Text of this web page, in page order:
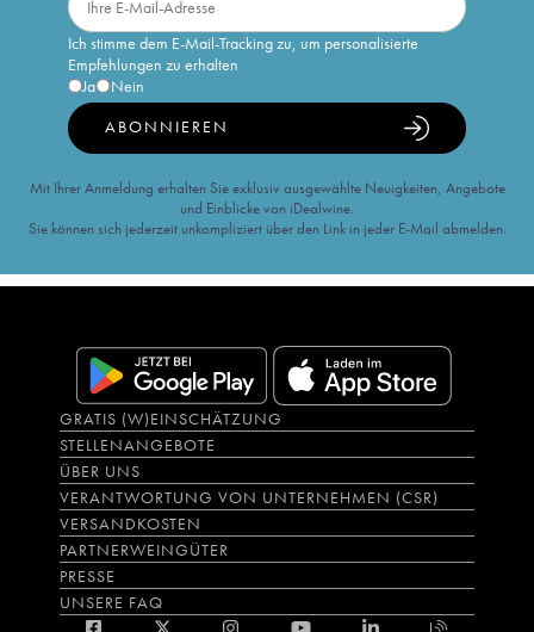
Ich stimme dem E-Mail-Tracking zu, um personalisierte
Empfehlungen zu erhalten
Ja
Nein
ABONNIEREN
Mit Ihrer Anmeldung erhalten Sie exklusiv ausgewählte Neuigkeiten, Angebote
und Einblicke von iDealwine.
Sie können sich jederzeit unkompliziert über den Link in jeder E-Mail abmelden.
GRATIS (W)EINSCHÄTZUNG
STELLENANGEBOTE
ÜBER UNS
VERANTWORTUNG VON UNTERNEHMEN (CSR)
VERSANDKOSTEN
PARTNERWEINGÜTER
PRESSE
UNSERE FAQ